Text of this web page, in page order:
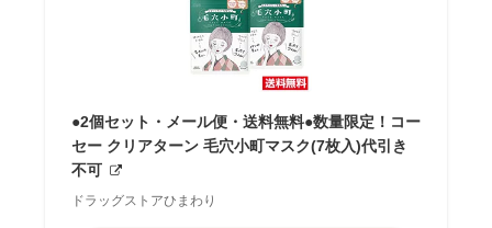
●2個セット・メール便・送料無料●数量限定！コー
セー クリアターン 毛穴小町マスク(7枚入)代引き
不可
ドラッグストアひまわり